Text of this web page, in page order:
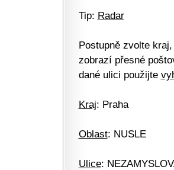
Tip: Radar
Postupně zvolte
zobrazí přesné
dané ulici použijte
Kraj: Praha
Oblast: NUSLE
Ulice: